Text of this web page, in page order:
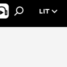
LIT